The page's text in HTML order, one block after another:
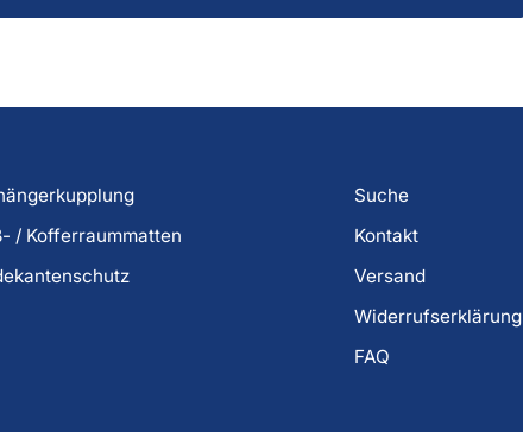
/ Kofferraummatten
Suche
Kontakt
Versand
Widerrufserklärung
FAQ